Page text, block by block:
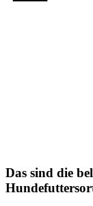
Das sind die